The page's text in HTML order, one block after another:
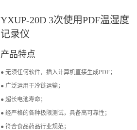
YXUP-20D 3次使用PDF温湿度
记录仪
产品特点
● 无须任何软件，插入计算机直接生成PDF；
● 广泛运用于冷链运输；
● 超长电池寿命；
● 经严格的各种极限测试，具备高可靠性；
● 符合食品药品行业规范；